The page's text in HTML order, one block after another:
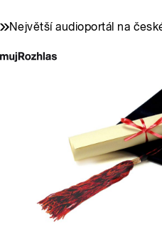
Největší audioportál na